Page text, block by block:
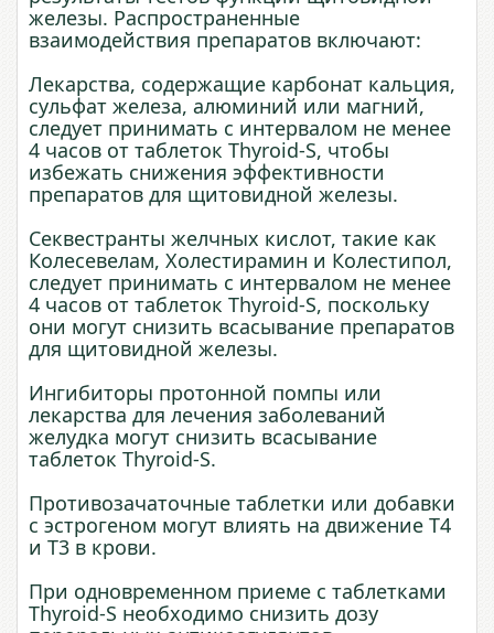
железы. Распространенные
взаимодействия препаратов включают:
Лекарства, содержащие карбонат кальция,
сульфат железа, алюминий или магний,
следует принимать с интервалом не менее
4 часов от таблеток Thyroid-S, чтобы
избежать снижения эффективности
препаратов для щитовидной железы.
Секвестранты желчных кислот, такие как
Колесевелам, Холестирамин и Колестипол,
следует принимать с интервалом не менее
4 часов от таблеток Thyroid-S, поскольку
они могут снизить всасывание препаратов
для щитовидной железы.
Ингибиторы протонной помпы или
лекарства для лечения заболеваний
желудка могут снизить всасывание
таблеток Thyroid-S.
Противозачаточные таблетки или добавки
с эстрогеном могут влиять на движение Т4
и Т3 в крови.
При одновременном приеме с таблетками
Thyroid-S необходимо снизить дозу